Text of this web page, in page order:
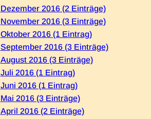
Dezember 2016 (2 Einträge)
November 2016 (3 Einträge)
Oktober 2016 (1 Eintrag)
September 2016 (3 Einträge)
August 2016 (3 Einträge)
Juli 2016 (1 Eintrag)
Juni 2016 (1 Eintrag)
Mai 2016 (3 Einträge)
April 2016 (2 Einträge)